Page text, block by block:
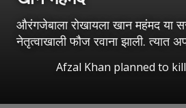
औरंगजेबाला रोखायला खान महंमद या
नेतृत्वाखाली फौज रवाना झाली. त्यात
Afzal Khan planned to